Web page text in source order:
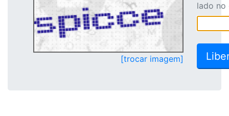
[trocar imagem]
lado no